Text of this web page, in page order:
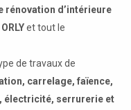
rénovation d’intérieure
ORLYet tout le
de travaux de
carrelage, faïence,
électricité, serrurerie et